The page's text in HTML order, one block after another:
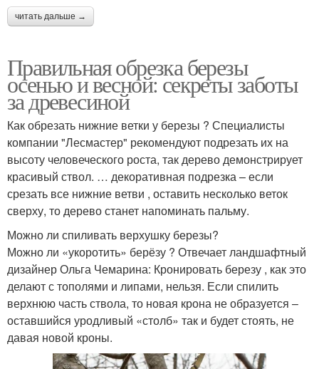
читать дальше →
Правильная обрезка березы
осенью и весной: секреты заботы
за древесиной
Как обрезать нижние ветки у березы ? Специалисты
компании "Лесмастер" рекомендуют подрезать их на
высоту человеческого роста, так дерево демонстрирует
красивый ствол. … декоративная подрезка – если
срезать все нижние ветви , оставить несколько веток
сверху, то дерево станет напоминать пальму.
Можно ли спиливать верхушку березы?
Можно ли «укоротить» берёзу ? Отвечает ландшафтный
дизайнер Ольга Чемарина: Кронировать березу , как это
делают с тополями и липами, нельзя. Если спилить
верхнюю часть ствола, то новая крона не образуется –
оставшийся уродливый «столб» так и будет стоять, не
давая новой кроны.